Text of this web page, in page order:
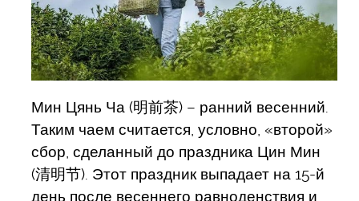
Мин Цянь Ча (明前茶) – ранний весенний.
Таким чаем считается, условно, «второй»
сбор, сделанный до праздника Цин Мин
(清明节). Этот праздник выпадает на 15-й
день после весеннего равноденствия и